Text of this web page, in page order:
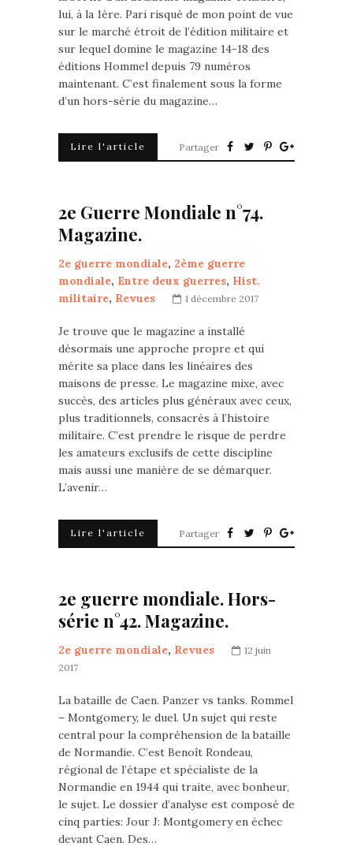
lui, à la 1ère. Pari risqué de mon point de vue
sur le marché étroit de l’édition militaire et
sur lequel domine le magazine 14-18 des
éditions Hommel depuis 79 numéros
maintenant. C’est finalement sous la forme
d’un hors-série du magazine…
Lire l'article Partager
2e Guerre Mondiale n°74.
Magazine.
2e guerre mondiale, 2ème guerre
mondiale, Entre deux guerres, Hist.
militaire, Revues 1 décembre 2017
Je trouve que le magazine a installé
désormais une approche propre et qui
mérite sa place dans les linéaires des
maisons de presse. Le magazine mixe, avec
succès, des articles plus généraux avec ceux,
plus traditionnels, consacrés à l’histoire
militaire. C’est prendre le risque de perdre
les amateurs exclusifs de cette discipline
mais aussi une manière de se démarquer.
L’avenir…
Lire l'article Partager
2e guerre mondiale. Hors-
série n°42. Magazine.
2e guerre mondiale, Revues
12 juin
2017
La bataille de Caen. Panzer vs tanks. Rommel
– Montgomery, le duel. Un sujet qui reste
central pour la compréhension de la bataille
de Normandie. C’est Benoît Rondeau,
régional de l’étape et spécialiste de la
Normandie en 1944 qui traite, avec bonheur,
le sujet. Le dossier d’analyse est composé de
cinq parties: Jour J: Montgomery en échec
devant Caen. Des…